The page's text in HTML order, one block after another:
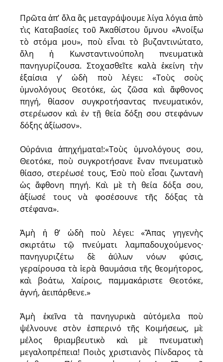
Πρῶτα ἀπ’ ὅλα ἂς μεταγράψουμε λίγα λόγια ἀπὸ
τὶς Καταβασίες τοῦ Ἀκαθίστου ὕμνου «Ἀνοίξω
τὸ στόμα μου», ποὺ εἶναι τὸ βυζαντινώτατο,
ὅλη ἡ Κωνσταντινούπολη πνευματικὰ
πανηγυρίζουσα. Στοχασθεῖτε καλὰ ἐκείνη τὴν
ἐξαίσια γ’ ὠδὴ ποὺ λέγει: «Τοὺς σοὺς
ὑμνολόγους Θεοτόκε, ὡς ζῶσα καὶ ἄφθονος
πηγή, θίασον συγκροτήσαντας πνευματικόν,
στερέωσον καὶ ἐν τῇ θεία δόξῃ σου στεφάνων
δόξης ἀξίωσον».
Οὐράνια ἀπηχήματα!:«Τοὺς ὑμνολόγους σου,
Θεοτόκε, ποὺ συγκροτήσανε ἕναν πνευματικὸ
θίασο, στερέωσέ τους, Ἐσὺ ποὺ εἶσαι ζωντανὴ
ὡς ἄφθονη πηγή. Καὶ μὲ τὴ θεία δόξα σου,
ἀξίωσέ τους νὰ φοσέσουνε τῆς δόξας τὰ
στέφανα».
Ἀμὴ ἡ θ’ ὠδὴ ποὺ λέγει: «Ἅπας γηγενὴς
σκιρτάτω τῷ πνεύματι λαμπαδουχούμενος·
πανηγυριζέτω δὲ ἀΰλων νόων φύσις,
γεραίρουσα τὰ ἱερὰ θαυμάσια τῆς θεομήτορος,
καὶ βοάτω, Χαίροις, παμμακάριστε Θεοτόκε,
ἁγνή, ἀειπάρθενε.»
Ἀμὴ ἐκεῖνα τὰ πανηγυρικὰ αὐτόμελα ποὺ
ψέλνουνε στὸν ἑσπερινό τῆς Κοιμήσεως, μὲ
μέλος θριαμβευτικὸ καὶ μὲ πνευματικὴ
μεγαλοπρέπεια! Ποιὸς χριστιανὸς Πίνδαρος τὰ